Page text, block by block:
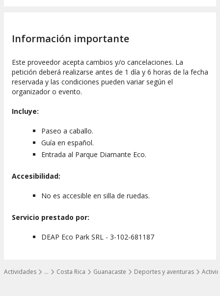
…
Mostrar todos los niveles
Actividades Costa Rica Guanacaste Deportes y aventuras
Información importante
Este proveedor acepta cambios y/o cancelaciones. La
petición deberá realizarse antes de 1 día y 6 horas de la fecha
reservada y las condiciones pueden variar según el
organizador o evento.
Incluye:
Paseo a caballo.
Guía en español.
Entrada al Parque Diamante Eco.
Accesibilidad:
No es accesible en silla de ruedas.
Servicio prestado por:
DEAP Eco Park SRL - 3-102-681187